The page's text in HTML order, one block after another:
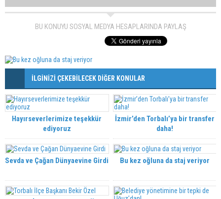
BU KONUYU SOSYAL MEDYA HESAPLARINDA PAYLAŞ
İLGİNİZİ ÇEKEBİLECEK DİĞER KONULAR
Hayırseverlerimize teşekkür
ediyoruz
İzmir’den Torbalı’ya bir transfer
daha!
Sevda ve Çağan Dünyaevine Girdi Bu kez oğluna da staj veriyor